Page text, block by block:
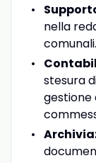
nella
comunali.
stesura
gestione